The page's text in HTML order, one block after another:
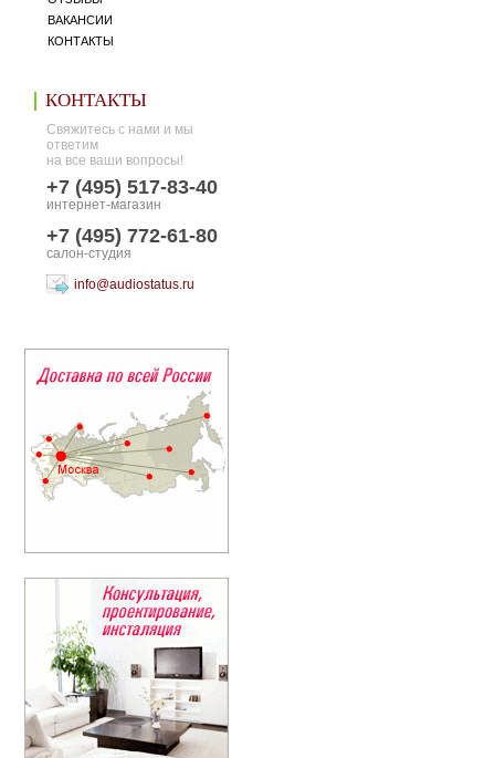
ВАКАНСИИ
КОНТАКТЫ
КОНТАКТЫ
Свяжитесь с нами и мы
ответим
на все ваши вопросы!
+7 (495) 517-83-40
интернет-магазин
+7 (495) 772-61-80
салон-студия
info@audiostatus.ru